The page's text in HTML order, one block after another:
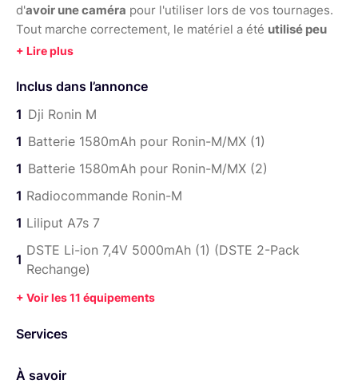
d'avoir une caméra pour l'utiliser lors de vos tournages.
Tout marche correctement, le matériel a été utilisé peu
souvent. Plus léger et moins encombrant que son frère
- 1x Dji ronin M
- 2x Batteries Ronin
- 1x Manettes Ronin
- 1x Moniteur 4k(Lilliput A7s)
- 3x Batteries pour le moniteur
- 1x Câble Hdmi vers Hdmi
- 6x Coude Hdmi
- 1x Fixations d'écran déporté
- 1x Valise pour le Ronin M
N'hésitez surtout pas
Inclus dans l’annonce
1 Dji Ronin M
1 Batterie 1580mAh pour Ronin-M/MX (1)
1 Batterie 1580mAh pour Ronin-M/MX (2)
1 Radiocommande Ronin-M
1 Liliput A7s 7
1
DSTE Li-ion 7,4V 5000mAh (1) (DSTE 2-Pack
Rechange)
+ Voir les 11 équipements
Services
À savoir